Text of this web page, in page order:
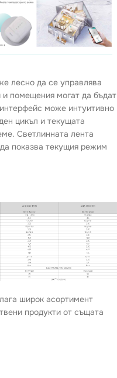
лесно да се управлява
и помещения могат да бъдат
може интуитивно
цикъл и текущата
Светлинната лента
показва текущия режим
широк асортимент
продукти от същата